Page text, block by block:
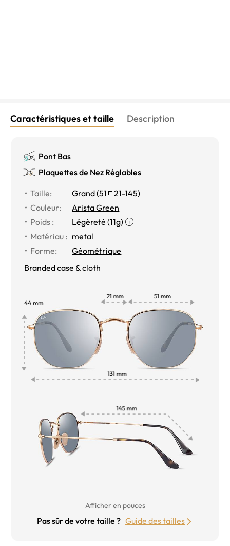
Caractéristiques et taille Description
Pont Bas
Plaquettes de Nez Réglables
Taille: Grand (51 21-145)
Couleur:
Arista Green
Poids :
Légèreté (11g)
Matériau : metal
Forme:
Géométrique
Branded case & cloth
Afficher en pouces
Pas sûr de votre taille ? Guide des tailles